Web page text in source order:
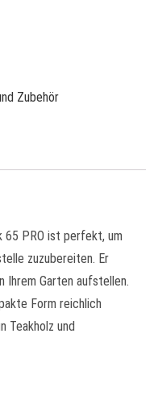
Zubehör
65 PRO ist perfekt, um
zuzubereiten. Er
Ihrem Garten aufstellen.
Form reichlich
Teakholz und